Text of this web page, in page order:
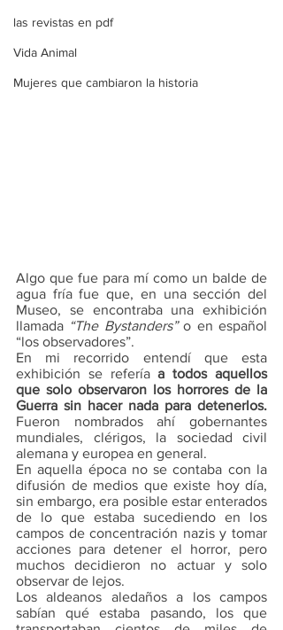
las revistas en pdf
Vida Animal
Mujeres que cambiaron la historia
Algo que fue para mí como un balde de
agua fría fue que, en una sección del
Museo, se encontraba una exhibición
llamada “The Bystanders” o en español
“los observadores”.
En mi recorrido entendí que esta
exhibición se refería a todos aquellos
que solo observaron los horrores de la
Fueron nombrados ahí gobernantes
mundiales, clérigos, la sociedad civil
alemana y europea en general.
En aquella época no se contaba con la
difusión de medios que existe hoy día,
sin embargo, era posible estar enterados
de lo que estaba sucediendo en los
campos de concentración nazis y tomar
acciones para detener el horror, pero
muchos decidieron no actuar y solo
observar de lejos.
Los aldeanos aledaños a los campos
sabían qué estaba pasando, los que